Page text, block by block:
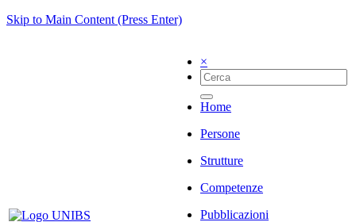
Skip to Main Content (Press Enter)
×
Home
Persone
Strutture
Competenze
Pubblicazioni